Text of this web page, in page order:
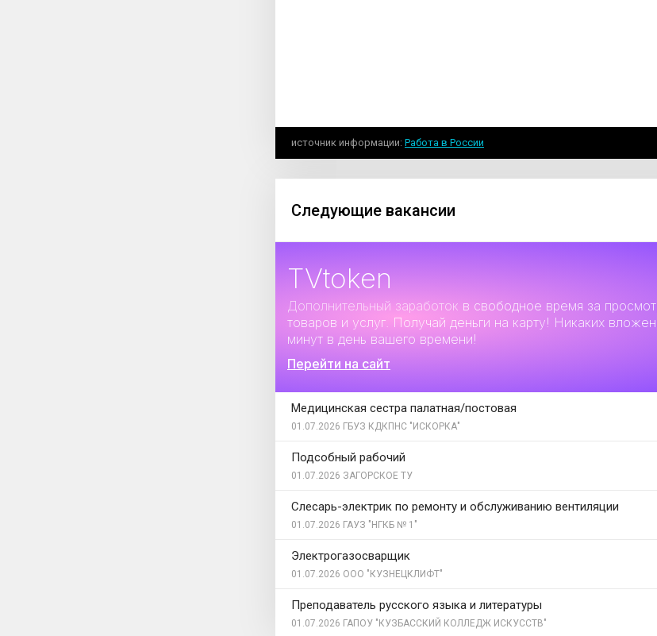
источник информации Работа в России
Следующие вакансии
TVtoken
Дополнительный заработок в свободное время за
товаров и услуг. Получай деньги на карту! Никаких
минут в день вашего времени!
Перейти на сайт
Медицинская сестра палатная/постовая
01.07.2026 ГБУЗ КДКПНС "ИСКОРКА"
Подсобный рабочий
01.07.2026 ЗАГОРСКОЕ ТУ
Слесарь-электрик по ремонту и обслуживанию вентиляции
01.07.2026 ГАУЗ "НГКБ № 1"
Электрогазосварщик
01.07.2026 ООО "КУЗНЕЦКЛИФТ"
Преподаватель русского языка и литературы
01.07.2026 ГАПОУ "КУЗБАССКИЙ КОЛЛЕДЖ ИСКУССТВ"